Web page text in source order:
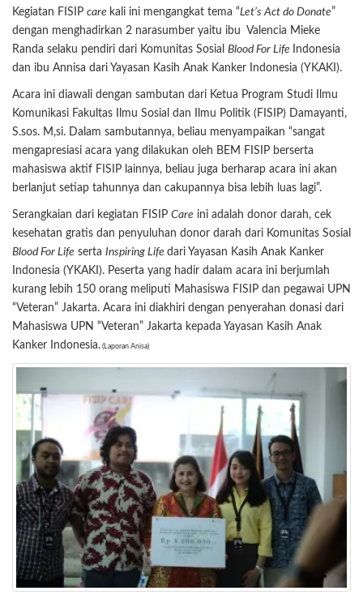
Kegiatan FISIP care kali ini mengangkat tema “Let’s Act do Donate”
dengan menghadirkan 2 narasumber yaitu ibu Valencia Mieke
Randa selaku pendiri dari Komunitas Sosial Blood For Life
Indonesia
dan ibu Annisa dari Yayasan Kasih Anak Kanker Indonesia (YKAKI).
Acara ini diawali dengan sambutan dari Ketua Program Studi Ilmu
Komunikasi Fakultas Ilmu Sosial dan Ilmu Politik (FISIP) Damayanti,
S.sos. M,si. Dalam sambutannya, beliau menyampaikan “sangat
mengapresiasi acara yang dilakukan oleh BEM FISIP berserta
mahasiswa aktif FISIP lainnya, beliau juga berharap acara ini akan
berlanjut setiap tahunnya dan cakupannya bisa lebih luas lagi”.
Serangkaian dari kegiatan FISIP Care ini adalah donor darah, cek
kesehatan gratis dan penyuluhan donor darah dari Komunitas Sosial
Blood For Life serta Inspiring Life dari Yayasan Kasih Anak Kanker
Indonesia (YKAKI). Peserta yang hadir dalam acara ini berjumlah
kurang lebih 150 orang meliputi Mahasiswa FISIP dan pegawai UPN
“Veteran” Jakarta. Acara ini diakhiri dengan penyerahan donasi dari
Mahasiswa UPN “Veteran” Jakarta kepada Yayasan Kasih Anak
Kanker Indonesia. (Laporan Anisa)